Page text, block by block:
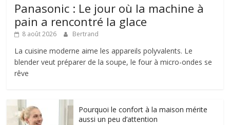
Panasonic : Le jour où la machine à
pain a rencontré la glace
8 août 2026 Bertrand
La cuisine moderne aime les appareils polyvalents. Le
blender veut préparer de la soupe, le four à micro-ondes se
rêve
Pourquoi le confort à la maison mérite
aussi un peu d’attention